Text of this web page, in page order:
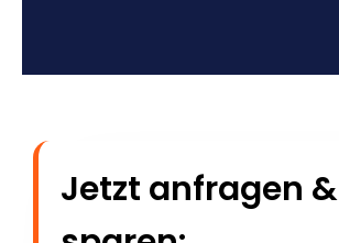
Jetzt anfragen &